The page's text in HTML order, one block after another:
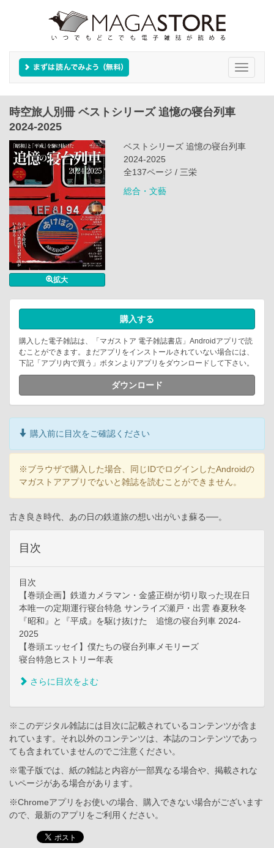
Toggle
時空旅人別冊 ベストシリーズ 追憶の寝台列車
2024-2025
拡大
ベストシリーズ 追憶の寝台列車
2024-2025
全137ページ / 三栄
総合・文藝
購入する
購入した電子雑誌は、「マガストア 電子雑誌書店」Androidアプリで読
むことができます。まだアプリをインストールされていない場合には、
下記「アプリ内で買う」ボタンよりアプリをダウンロードして下さい。
ダウンロード
購入前に目次をご確認ください
※ブラウザで購入した場合、同じIDでログインしたAndroidの
マガストアアプリでないと雑誌を読むことができません。
古き良き時代、あの日の鉄道旅の想い出がいま蘇る──。
目次
目次
【巻頭企画】鉄道カメラマン・金盛正樹が切り取った現在日
本唯一の定期運行寝台特急 サンライズ瀬戸・出雲 春夏秋冬
『昭和』と『平成』を駆け抜けた 追憶の寝台列車 2024-
2025
【巻頭エッセイ】僕たちの寝台列車メモリーズ
寝台特急ヒストリー年表
さらに目次をよむ
※このデジタル雑誌には目次に記載されているコンテンツが含ま
れています。それ以外のコンテンツは、本誌のコンテンツであっ
ても含まれていませんのでご注意ください。
※電子版では、紙の雑誌と内容が一部異なる場合や、掲載されな
いページがある場合があります。
※Chromeアプリをお使いの場合、購入できない場合がございます
ので、最新のアプリをご利用ください。